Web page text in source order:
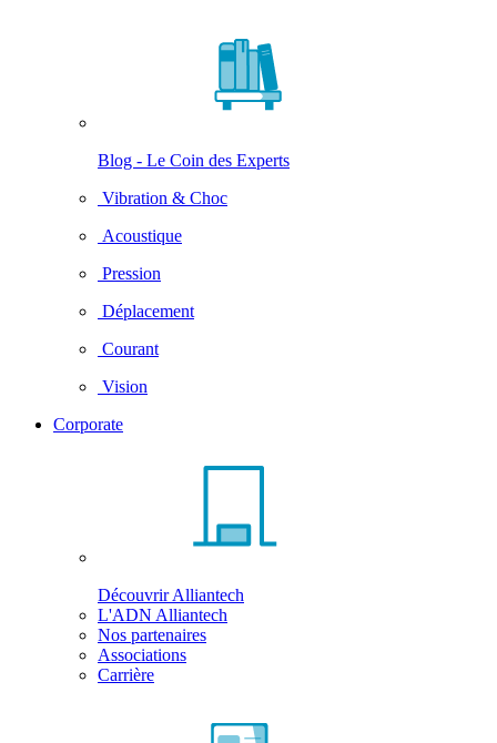
Blog - Le Coin des Experts
Vibration & Choc
Acoustique
Pression
Déplacement
Courant
Vision
Corporate
Découvrir Alliantech
L'ADN Alliantech
Nos partenaires
Associations
Carrière